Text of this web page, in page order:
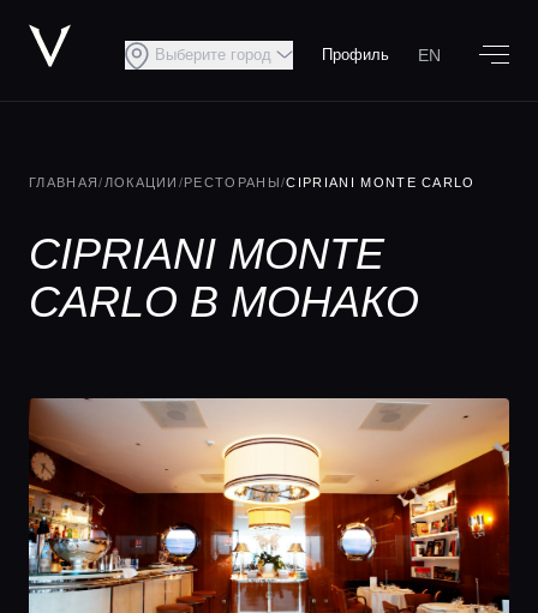
Выберите город Профиль EN
ГЛАВНАЯ/ ЛОКАЦИИ /РЕСТОРАНЫ/CIPRIANI MONTE CARLO
CIPRIANI MONTE
CARLO В МОНАКО